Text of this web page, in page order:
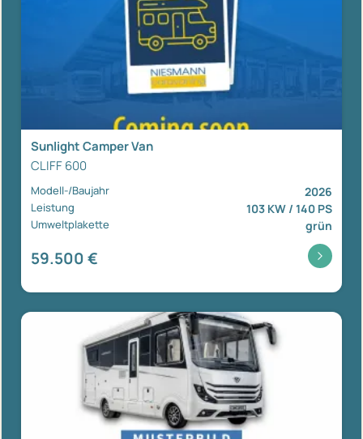
Sunlight Camper Van
CLIFF 600
Modell-/Baujahr 2026
Leistung 103 KW / 140 PS
Umweltplakette grün
59.500 €